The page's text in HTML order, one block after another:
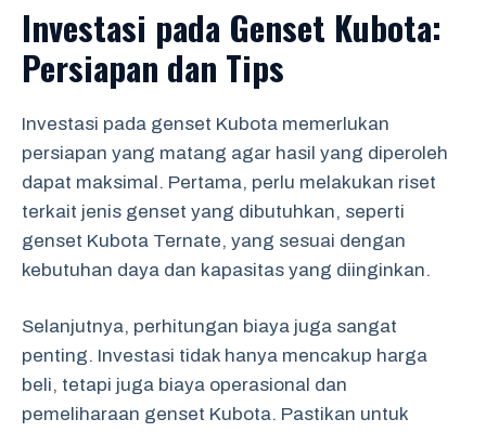
Investasi pada Genset Kubota:
Persiapan dan Tips
Investasi pada genset Kubota memerlukan
persiapan yang matang agar hasil yang diperoleh
dapat maksimal. Pertama, perlu melakukan riset
terkait jenis genset yang dibutuhkan, seperti
genset Kubota Ternate, yang sesuai dengan
kebutuhan daya dan kapasitas yang diinginkan.
Selanjutnya, perhitungan biaya juga sangat
penting. Investasi tidak hanya mencakup harga
beli, tetapi juga biaya operasional dan
pemeliharaan genset Kubota. Pastikan untuk